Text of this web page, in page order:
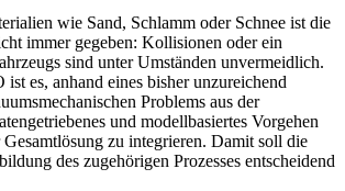
wie Sand, Schlamm oder Schnee ist die
immer gegeben: Kollisionen oder ein
sind unter Umständen unvermeidlich.
es, anhand eines bisher unzureichend
Problems aus der
und modellbasiertes Vorgehen
zu integrieren. Damit soll die
des zugehörigen Prozesses entscheidend